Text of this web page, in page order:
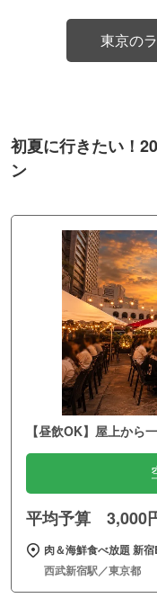
東京の
初夏に行きたい！
ン
【昼飲OK】屋上から
平均予算 3,000
肉＆海鮮食べ放題 新
西武新宿駅／東京都